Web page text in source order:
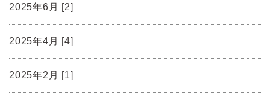
2025年6月 [2]
2025年4月 [4]
2025年2月 [1]